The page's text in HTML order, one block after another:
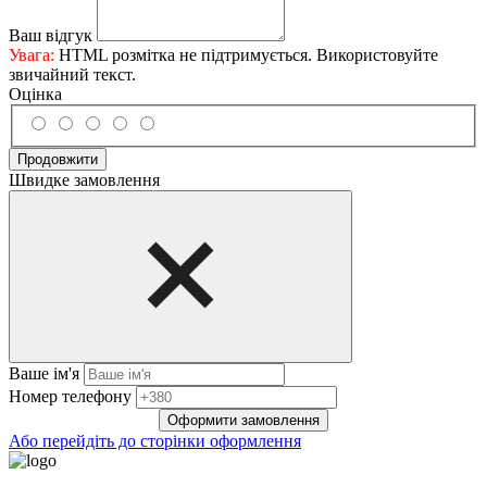
Ваш відгук
Увага: HTML розмітка не підтримується. Використовуйте
звичайний текст.
Оцінка
Продовжити
Швидке замовлення
Ваше ім'я
Нoмep тeлeфoнy
Оформити замовлення
Або перейдіть до сторінки оформлення